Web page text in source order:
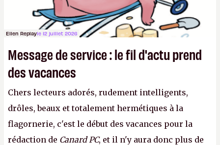
Ellen Replayle 12 juillet 2026
Message de service : le fil d'actu prend
des vacances
Chers lecteurs adorés, rudement intelligents,
drôles, beaux et totalement hermétiques à la
flagornerie, c'est le début des vacances pour la
rédaction de Canard PC, et il n'y aura donc plus de